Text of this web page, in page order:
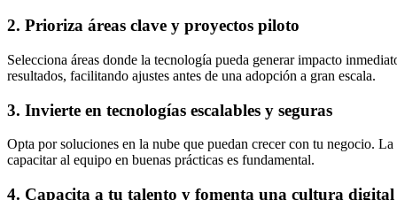
2. Prioriza áreas clave y proyectos piloto
Selecciona áreas donde la tecnología pueda generar impacto
resultados, facilitando ajustes antes de una adopción a gran escala.
3. Invierte en tecnologías escalables y seguras
Opta por soluciones en la nube que puedan crecer con tu negocio.
capacitar al equipo en buenas prácticas es fundamental.
4. Capacita a tu talento y fomenta una cultura digital